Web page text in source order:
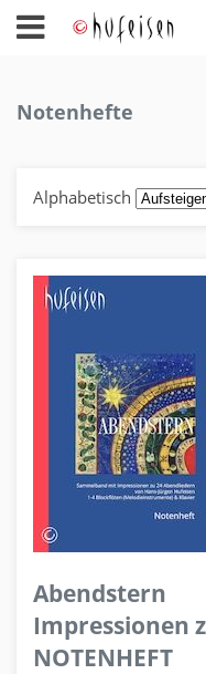
Notenhefte
Alphabetisch
Abendstern
Impressionen
NOTENHEFT